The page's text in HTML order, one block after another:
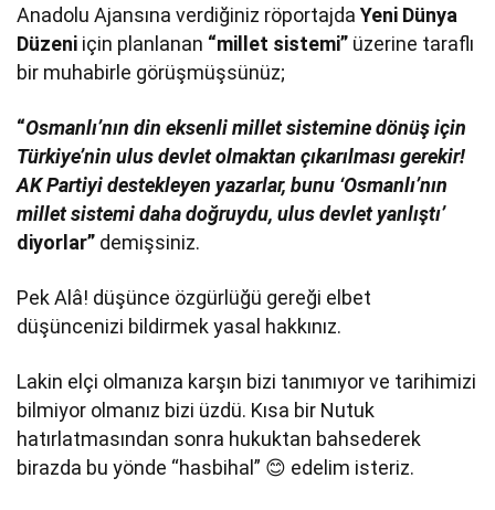
Anadolu Ajansına verdiğiniz röportajda Yeni Dünya
Düzeni için planlanan “millet sistemi” üzerine taraflı
bir muhabirle görüşmüşsünüz;
“Osmanlı’nın din eksenli millet sistemine dönüş için
Türkiye’nin ulus devlet olmaktan çıkarılması gerekir!
AK Partiyi destekleyen yazarlar, bunu ‘Osmanlı’nın
millet sistemi daha doğruydu, ulus devlet yanlıştı’
diyorlar” demişsiniz.
Pek Alâ! düşünce özgürlüğü gereği elbet
düşüncenizi bildirmek yasal hakkınız.
Lakin elçi olmanıza karşın bizi tanımıyor ve tarihimizi
bilmiyor olmanız bizi üzdü. Kısa bir Nutuk
hatırlatmasından sonra hukuktan bahsederek
birazda bu yönde “hasbihal” 😊 edelim isteriz.